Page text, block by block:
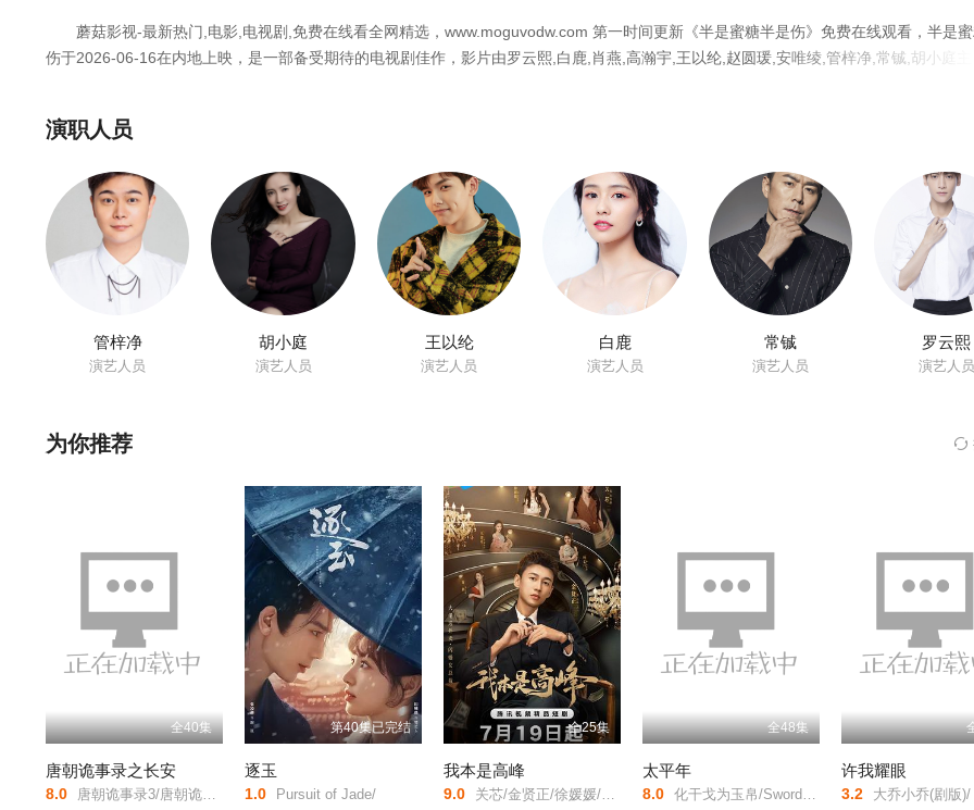
第31集 第32集 第33集 第34集 第35集 第36集
蘑菇影视-最新热门,电影,电视剧,免费在线看全网精选，www.moguvodw.com 第一时间更新《半是蜜糖半是伤》免费在线观看，半是
伤于2026-06-16在内地上映，是一部备受期待的电视剧佳作，影片由罗云熙,白鹿,肖燕,高瀚宇,王以纶,赵圆瑗,安唯绫,管梓净,常铖,胡小庭
的她在一家公益组织工作，追寻着属于自己内心的生活。不料，父亲的意外去世却使她站在了人生的三叉路口，江君最终决定进入顶级投
己为敌，在狼性文化的投行公司里，有人在暗中给她布局设套，有人视她为棋子兼眼中钉，但江君凭借着自己善良而细腻的天性，出众的
及天才般的想象力，判断着人和项目复杂的变数，在暴风雨的中心，她开始了自己的征途，经历了一番番风霜雪雨后，最终收获了自己的
爱情。
演职人员
管梓净
演艺人员
胡小庭
演艺人员
王以纶
演艺人员
白鹿
演艺人员
常铖
演艺人员
罗云熙
演艺人员
为你推荐
全40集
唐朝诡事录之长安
8.0 唐朝诡事录3/唐朝诡事录/第三部/唐朝诡事录·长安/唐朝诡事录/第三季/唐诡3/Horror Stories of Tang Dynasty Ⅲ/Strange Legend of Tang Dynasty Ⅲ/Strange Tales of Tang Dynasty Ⅲ/
第40集已完结
逐玉
1.0 Pursuit of Jade/
全25集
我本是高峰
9.0 关芯/金贤正/徐媛媛/吕晋源/
全48集
太平年
8.0 化干戈为玉帛/Swords into Plowshares/
许我耀眼
3.2 大乔小乔(剧版)/